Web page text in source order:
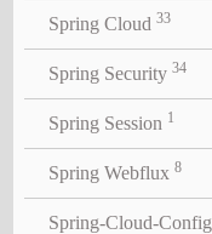
Spring Cloud 33
Spring Security 34
Spring Session 1
Spring Webflux 8
Spring-Cloud-Config